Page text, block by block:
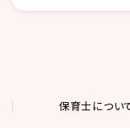
保育士につい